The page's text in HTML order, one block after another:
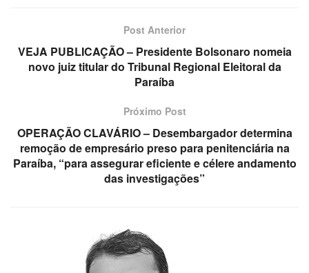
Post Anterior
VEJA PUBLICAÇÃO – Presidente Bolsonaro nomeia
novo juiz titular do Tribunal Regional Eleitoral da
Paraíba
Próximo Post
OPERAÇÃO CLAVÁRIO – Desembargador determina
remoção de empresário preso para penitenciária na
Paraíba, “para assegurar eficiente e célere andamento
das investigações”